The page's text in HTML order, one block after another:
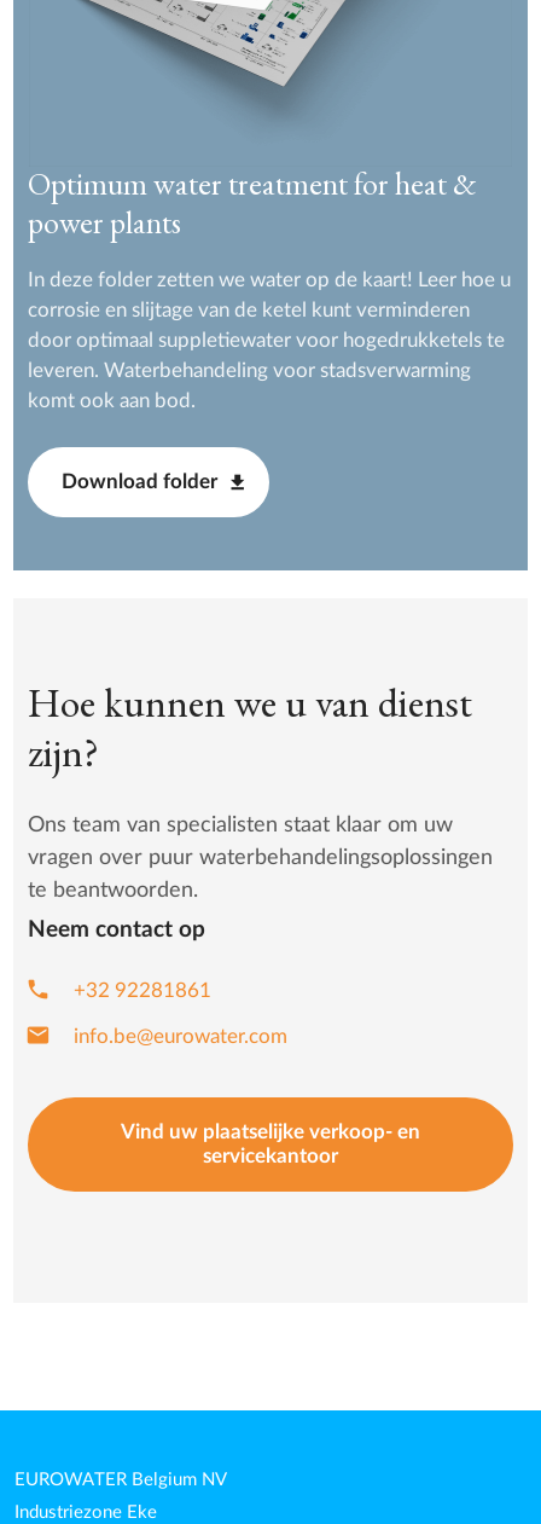
Optimum water treatment for heat &
power plants
In deze folder zetten we water op de kaart! Leer hoe u
corrosie en slijtage van de ketel kunt verminderen
door optimaal suppletiewater voor hogedrukketels te
leveren. Waterbehandeling voor stadsverwarming
komt ook aan bod.
Download folder
Hoe kunnen we u van dienst
zijn?
Ons team van specialisten staat klaar om uw
vragen over puur waterbehandelingsoplossingen
te beantwoorden.
Neem contact op
phone +32 92281861
mail info.be@eurowater.com
Vind uw plaatselijke verkoop- en
servicekantoor
EUROWATER Belgium NV
Industriezone Eke